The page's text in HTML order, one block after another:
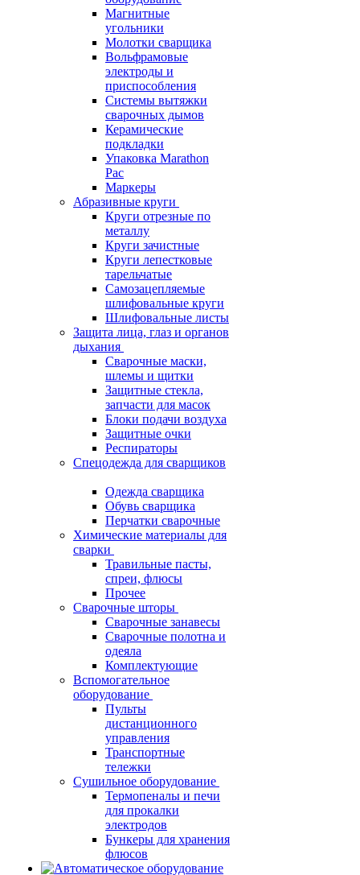
Магнитные
угольники
Молотки сварщика
Вольфрамовые
электроды и
приспособления
Системы вытяжки
сварочных дымов
Керамические
подкладки
Упаковка Marathon
Pac
Маркеры
Абразивные круги
Круги отрезные по
металлу
Круги зачистные
Круги лепестковые
тарельчатые
Самозацепляемые
шлифовальные круги
Шлифовальные листы
Защита лица, глаз и органов
дыхания
Сварочные маски,
шлемы и щитки
Защитные стекла,
запчасти для масок
Блоки подачи воздуха
Защитные очки
Респираторы
Спецодежда для сварщиков
Одежда сварщика
Обувь сварщика
Перчатки сварочные
Химические материалы для
сварки
Травильные пасты,
спреи, флюсы
Прочее
Сварочные шторы
Сварочные занавесы
Сварочные полотна и
одеяла
Комплектующие
Вспомогательное
оборудование
Пульты
дистанционного
управления
Транспортные
тележки
Сушильное оборудование
Термопеналы и печи
для прокалки
электродов
Бункеры для хранения
флюсов